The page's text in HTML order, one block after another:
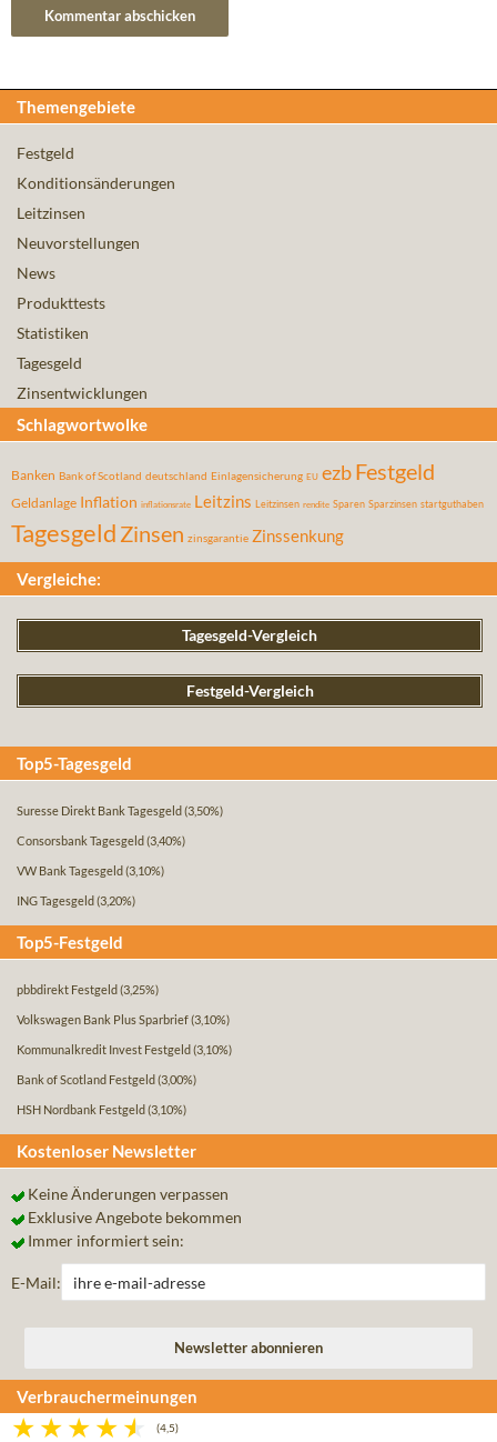
Themengebiete
Festgeld
Konditionsänderungen
Leitzinsen
Neuvorstellungen
News
Produkttests
Statistiken
Tagesgeld
Zinsentwicklungen
Schlagwortwolke
Banken Bank of Scotland deutschland Einlagensicherung EU ezbFestgeld
Geldanlage Inflation inflationsrate Leitzins Leitzinsen rendite Sparen Sparzinsen startguthaben
Tagesgeld Zinsen zinsgarantie Zinssenkung
Vergleiche:
Tagesgeld-Vergleich
Festgeld-Vergleich
Top5-Tagesgeld
Suresse Direkt Bank Tagesgeld (3,50%)
Consorsbank Tagesgeld (3,40%)
VW Bank Tagesgeld (3,10%)
ING Tagesgeld (3,20%)
Top5-Festgeld
pbbdirekt Festgeld (3,25%)
Volkswagen Bank Plus Sparbrief(3,10%)
Kommunalkredit Invest Festgeld (3,10%)
Bank of Scotland Festgeld (3,00%)
HSH Nordbank Festgeld (3,10%)
Kostenloser Newsletter
Keine Änderungen verpassen
Exklusive Angebote bekommen
Immer informiert sein:
E-Mail:
Verbrauchermeinungen
(4,5)